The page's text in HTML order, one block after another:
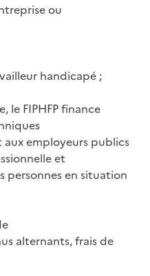
ou
handicapé ;
FIPHFP finance
employeurs publics
et
personnes en situation
alternants, frais de